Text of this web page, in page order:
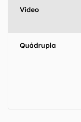
Vídeo
Quádrupla